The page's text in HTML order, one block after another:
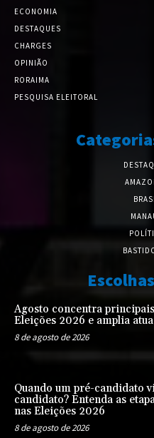
ECONOMIA
DESTAQUES
CHARGES
OPINIÃO
RORAIMA
PESQUISA ELEITORAL
Agosto concentra
Eleições 2026 e amplia
8 de agosto de 2026
Quando um pré-candidato
candidato? Entenda as
nas Eleições 2026
8 de agosto de 2026